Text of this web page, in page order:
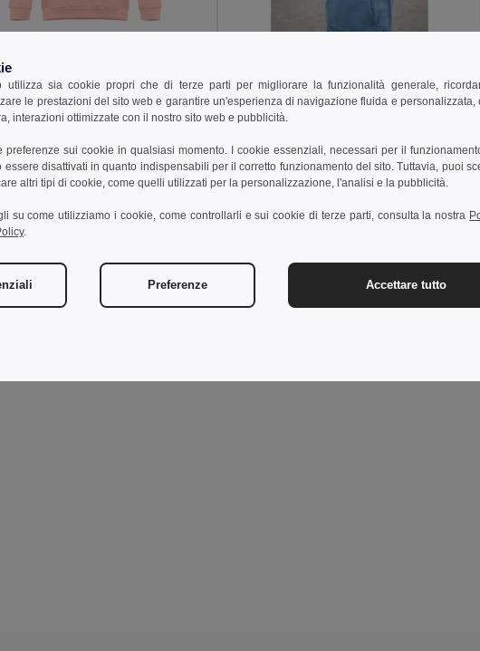
€
30159
in cotone e poliestere
al carrello
TH Clothes 30174
Felpa per bambini (unisex)
Aggiungi al carrello
utilizza sia cookie propri che di terze parti per migliorare la funzionalità generale,
le prestazioni del sito web e garantire un'esperienza di navigazione fluida e personalizzata,
interazioni ottimizzate con il nostro sito web e pubblicità.
preferenze sui cookie in qualsiasi momento. I cookie essenziali, necessari per il
essere disattivati in quanto indispensabili per il corretto funzionamento del sito. Tuttavia, puoi
altri tipi di cookie, come quelli utilizzati per la personalizzazione, l'analisi e la pubblicità.
su come utilizziamo i cookie, come controllarli e sui cookie di terze parti, consulta la nostra
.
Preferenze Accettare tutto